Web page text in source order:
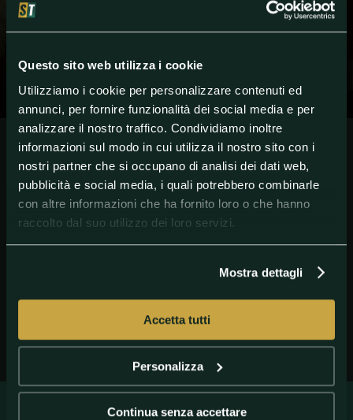
Questo sito web utilizza i cookie
Utilizziamo i cookie per personalizzare contenuti ed
annunci, per fornire funzionalità dei social media e per
analizzare il nostro traffico. Condividiamo inoltre
informazioni sul modo in cui utilizza il nostro sito con i
nostri partner che si occupano di analisi dei dati web,
pubblicità e social media, i quali potrebbero combinarle
con altre informazioni che ha fornito loro o che hanno
raccolto dal suo utilizzo dei loro servizi.
Mostra dettagli
Accetta tutti
Personalizza
Continua senza accettare
GETTY IMAGES sirigu